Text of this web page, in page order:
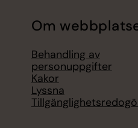
Om
Behandling av
personuppgifter
Kakor
Lyssna